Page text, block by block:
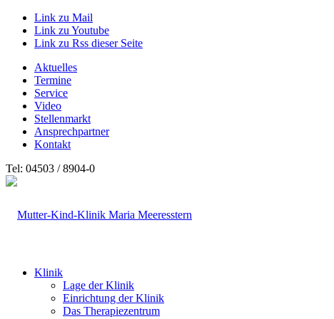
Link zu Mail
Link zu Youtube
Link zu Rss dieser Seite
Aktuelles
Termine
Service
Video
Stellenmarkt
Ansprechpartner
Kontakt
Tel: 04503 / 8904-0
Klinik
Lage der Klinik
Einrichtung der Klinik
Das Therapiezentrum